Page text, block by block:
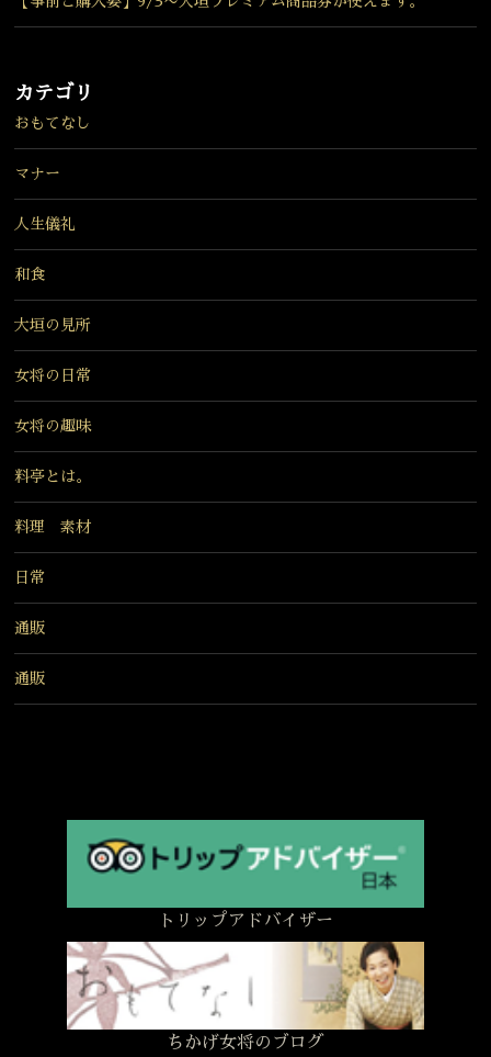
カテゴリ
おもてなし
マナー
人生儀礼
和食
大垣の見所
女将の日常
女将の趣味
料亭とは。
料理 素材
日常
通販
通販
トリップアドバイザー
ちかげ女将のブログ